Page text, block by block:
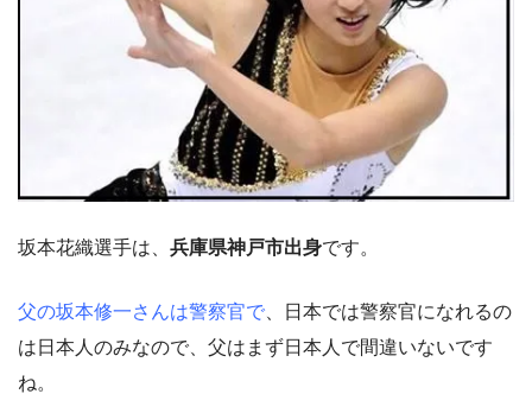
坂本花織選手は、 兵庫県神戸市出身です。
父の坂本修一さんは警察官で 、日本では警察官になれるの
は日本人のみなので、父はまず日本人で間違いないです
ね。